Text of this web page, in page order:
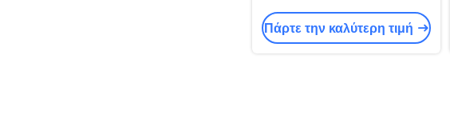
Πάρτε την καλύτερη τιμή